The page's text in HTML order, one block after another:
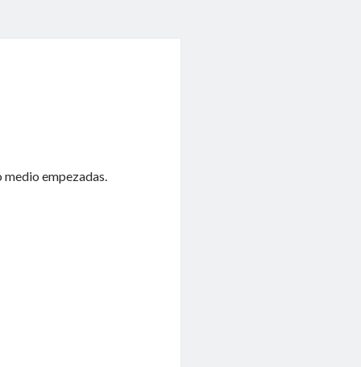
empezadas.